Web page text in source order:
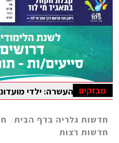
מבזקים
ילדי מועדוניות רקפת,
חדשות גלריה בדף הבית/
חדשות רצות